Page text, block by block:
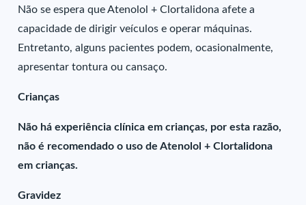
Não se espera que Atenolol + Clortalidona afete a
capacidade de dirigir veículos e operar máquinas.
Entretanto, alguns pacientes podem, ocasionalmente,
apresentar tontura ou cansaço.
Crianças
Não há experiência clínica em crianças, por esta razão,
não é recomendado o uso de Atenolol + Clortalidona
em crianças.
Gravidez